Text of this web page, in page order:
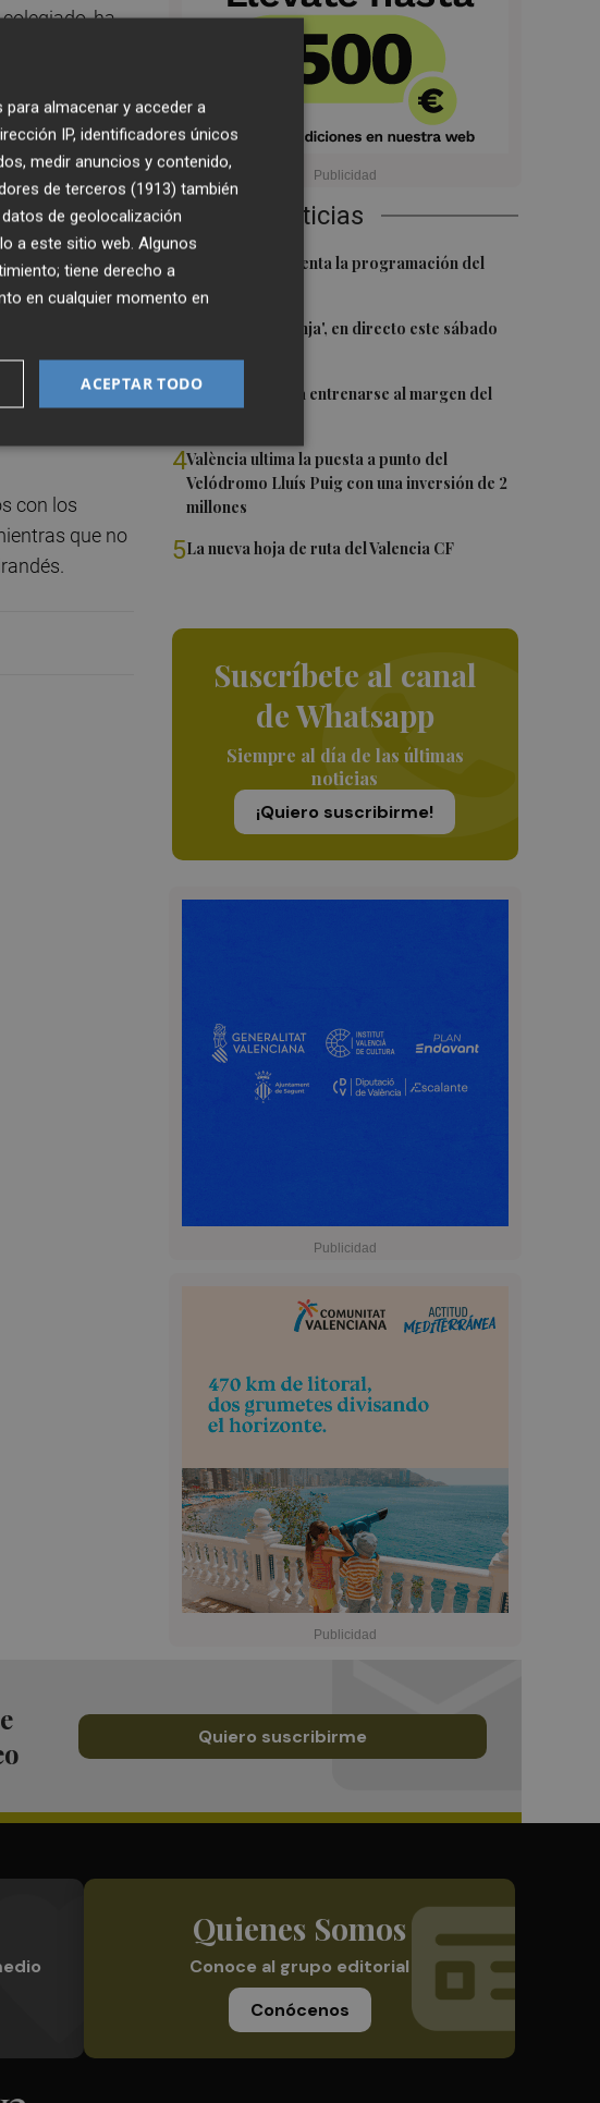
Últimas Noticias
1
El Valencia presenta la programación del
El 'Trofeu Taronja', en directo este sábado
3Almeida vuelve a entrenarse al margen del
4València ultima la puesta a punto del
Velódromo Lluís Puig con una inversión de 2
millones
5La nueva hoja de ruta del Valencia CF
Suscríbete al canal
de Whatsapp
Siempre al día de las últimas
noticias
¡Quiero suscribirme!
ha
de
con un
Málaga CF
tropiezos
del
La
Nou y
había sido
también
con los
que no
Quiero suscribirme
Quienes Somos
Conoce al grupo editorial
Conócenos
almacenar y acceder a
IP, identificadores únicos
medir anuncios y contenido,
de terceros (1913) también
de geolocalización
a este sitio web. Algunos
tiene derecho a
en cualquier momento en
ACEPTAR TODO